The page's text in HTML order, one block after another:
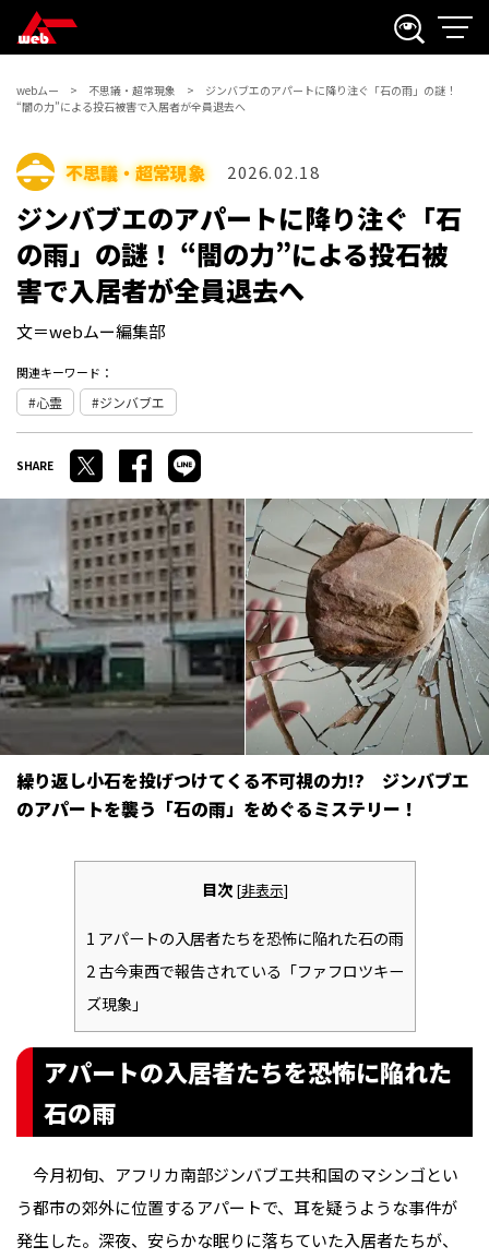
webムー 不思議・超常現象
ジンバブエのアパートに降り注ぐ「石の雨」の謎！
“闇の力”による投石被害で入居者が全員退去へ
不思議・超常現象 2026.02.18
ジンバブエのアパートに降り注ぐ「石
の雨」の謎！ “闇の力”による投石被
害で入居者が全員退去へ
文＝webムー編集部
関連キーワード：
心霊 ジンバブエ
繰り返し小石を投げつけてくる不可視の力!? ジンバブエ
のアパートを襲う「石の雨」をめぐるミステリー！
目次 [非表示]
1 アパートの入居者たちを恐怖に陥れた石の雨
2古今東西で報告されている「ファフロツキー
ズ現象」
アパートの入居者たちを恐怖に陥れた
石の雨
今月初旬、アフリカ南部ジンバブエ共和国のマシンゴとい
う都市の郊外に位置するアパートで、耳を疑うような事件が
発生した。深夜、安らかな眠りに落ちていた入居者たちが、